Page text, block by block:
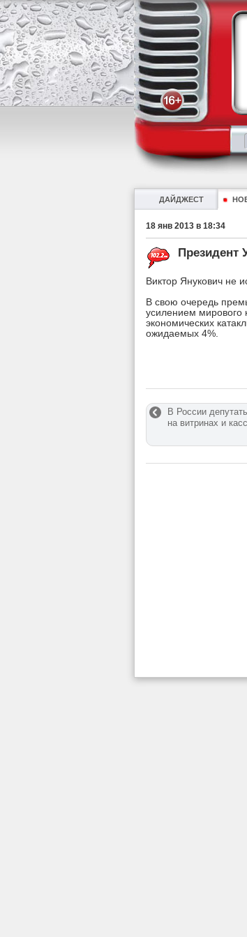
ДАЙДЖЕСТ
18 янв 2013 в 18:34
Президент
Виктор Янукович не
В свою очередь
усилением мирового
экономических
ожидаемых 4%.
В России
на витринах и